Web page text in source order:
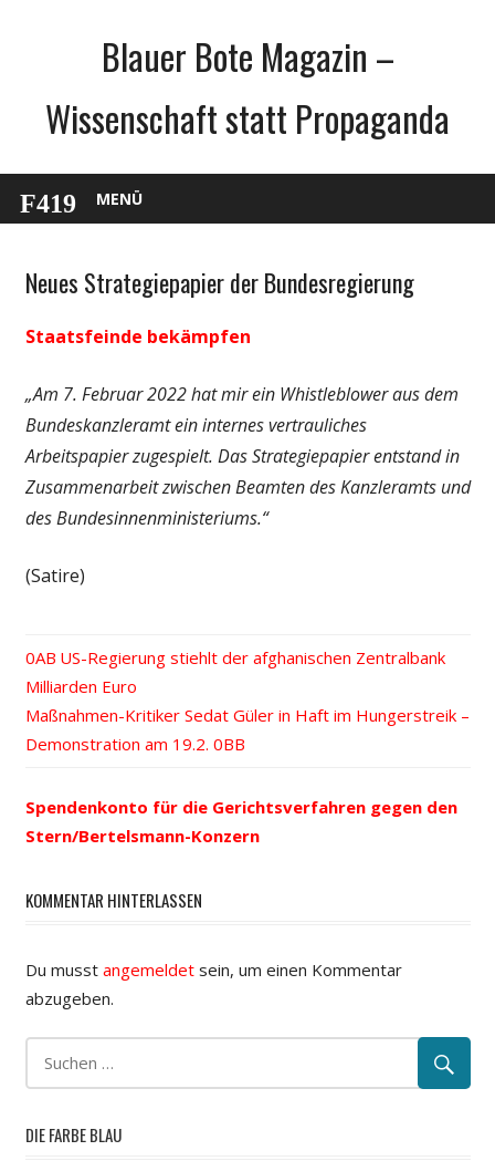
Blauer Bote Magazin –
Wissenschaft statt Propaganda
MENÜ
Gesellschaft
Politik
Neues Strategiepapier der Bundesregierung
Staatsfeinde bekämpfen
„Am 7. Februar 2022 hat mir ein Whistleblower aus dem
Bundeskanzleramt ein internes vertrauliches
Arbeitspapier zugespielt. Das Strategiepapier entstand in
Zusammenarbeit zwischen Beamten des Kanzleramts und
des Bundesinnenministeriums.“
(Satire)
Beitrags-
Navigation
Vorheriger
Beitrag:
US-Regierung stiehlt der afghanischen Zentralbank
Milliarden Euro
Nächster
Beitrag:
Maßnahmen-Kritiker Sedat Güler in Haft im Hungerstreik –
Demonstration am 19.2.
Spendenkonto für die Gerichtsverfahren gegen den
Stern/Bertelsmann-Konzern
KOMMENTAR HINTERLASSEN
Du musst angemeldetsein, um einen Kommentar
abzugeben.
DIE FARBE BLAU